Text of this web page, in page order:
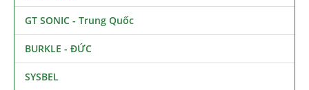
GT SONIC - Trung Quốc
BURKLE - ĐỨC
SYSBEL